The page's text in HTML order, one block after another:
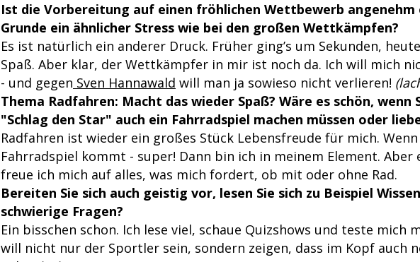
Ist die Vorbereitung auf einen fröhlichen Wettbewerb angenehm
Grunde ein ähnlicher Stress wie bei den großen Wettkämpfen?
Es ist natürlich ein anderer Druck. Früher ging’s um Sekunden,
Spaß. Aber klar, der Wettkämpfer in mir ist noch da. Ich will mich
- und gegen Sven Hannawald will man ja sowieso nicht verlieren!
Thema Radfahren: Macht das wieder Spaß? Wäre es schön, wenn
"Schlag den Star" auch ein Fahrradspiel machen müssen oder
Radfahren ist wieder ein großes Stück Lebensfreude für mich.
Fahrradspiel kommt - super! Dann bin ich in meinem Element. Aber
freue ich mich auf alles, was mich fordert, ob mit oder ohne Rad.
Bereiten Sie sich auch geistig vor, lesen Sie sich zu Beispiel
schwierige Fragen?
Ein bisschen schon. Ich lese viel, schaue Quizshows und teste mich
will nicht nur der Sportler sein, sondern zeigen, dass im Kopf auch